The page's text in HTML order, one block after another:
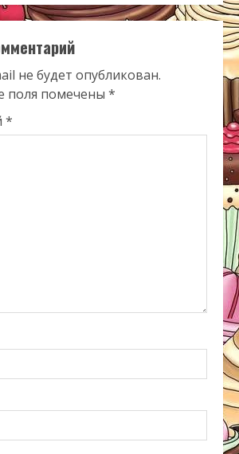
не будет опубликован.
поля помечены *
*